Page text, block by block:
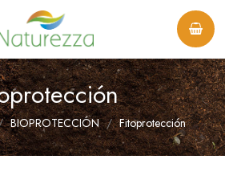
BIOPROTECCIÓN Fitoprotección